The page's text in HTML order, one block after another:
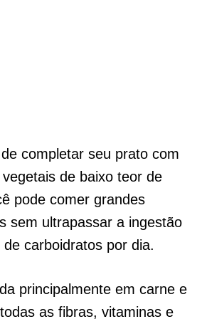
completar seu prato com
de baixo teor de
pode comer grandes
sem ultrapassar a ingestão
carboidratos por dia.
principalmente em carne e
as fibras, vitaminas e